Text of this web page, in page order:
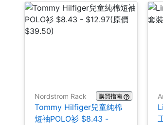
Nordstrom Rack 購買指南
Tommy Hilfiger兒童純棉
短袖POLO衫 $8.43 -